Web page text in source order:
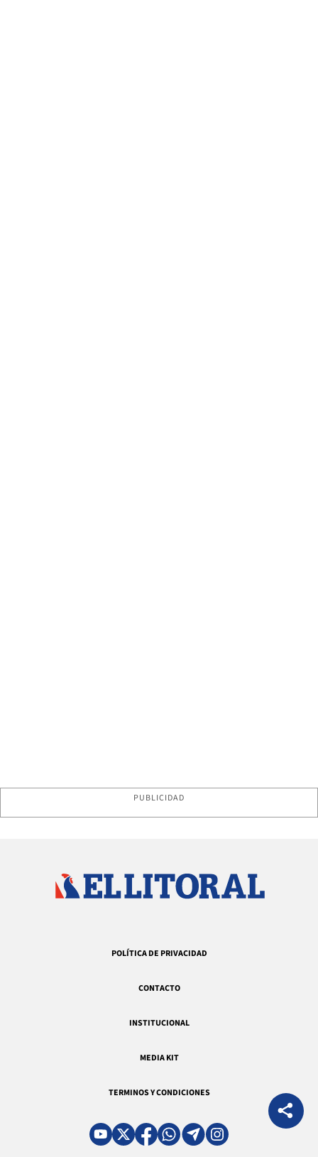
PUBLICIDAD
POLÍTICA DE PRIVACIDAD
CONTACTO
INSTITUCIONAL
MEDIA KIT
TERMINOS Y CONDICIONES